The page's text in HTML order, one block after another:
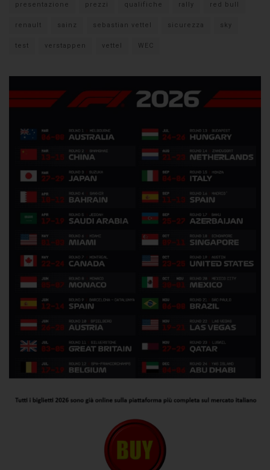
presentazione prezzi qualifiche rally red bull
renault sainz sebastian vettel sicurezza sky
test verstappen vettel WEC